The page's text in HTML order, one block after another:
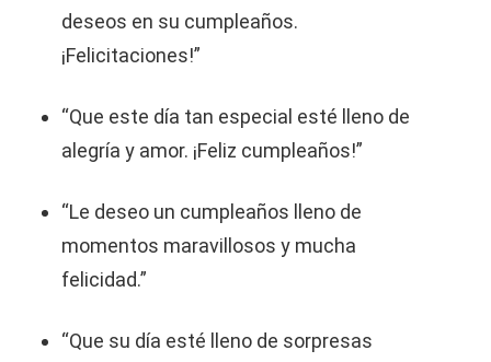
deseos en su cumpleaños.
¡Felicitaciones!”
“Que este día tan especial esté lleno de
alegría y amor. ¡Feliz cumpleaños!”
“Le deseo un cumpleaños lleno de
momentos maravillosos y mucha
felicidad.”
“Que su día esté lleno de sorpresas